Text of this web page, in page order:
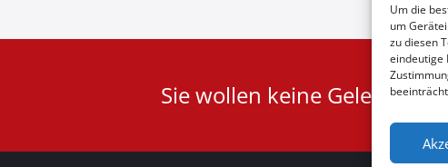
Um die
um
zu diesen
eindeutige
Sie wollen keine Gelegenheit